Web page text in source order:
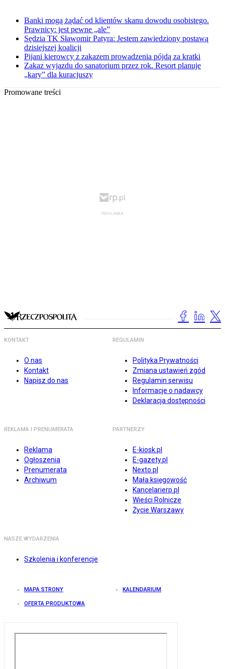
Banki mogą żądać od klientów skanu dowodu osobistego.
Prawnicy: jest pewne „ale”
Sędzia TK Sławomir Patyra: Jestem zawiedziony postawą
dzisiejszej koalicji
Pijani kierowcy z zakazem prowadzenia pójdą za kratki
Zakaz wyjazdu do sanatorium przez rok. Resort planuje
„kary” dla kuracjuszy
Promowane treści
KONTAKT
O nas
Kontakt
Napisz do nas
REGULAMIN
Polityka Prywatności
Zmiana ustawień zgód
Regulamin serwisu
Informacje o nadawcy
Deklaracja dostępności
REKLAMA I PRENUMERATA
Reklama
Ogłoszenia
Prenumerata
Archiwum
PARTNERZY
E-kiosk.pl
E-gazety.pl
Nexto.pl
Mała księgowość
Kancelarierp.pl
Wieści Rolnicze
Życie Warszawy
NASZE WYDARZENIA
Szkolenia i konferencje
MAPA STRONY KALENDARIUM
OFERTA PRODUKTOWA